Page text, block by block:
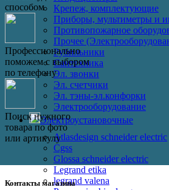
Крепеж, комплектующие
Приборы, мультиметры и
Противопожарное
Прочее
Рубильники
Сантехника
Эл. звонки
Эл. счетчики
Эл. тэны-эл.конфорки
Электрооборудование
Электроустановочные
Atlasdesign schneider electric
Cgss
Glossa schneider electric
Legrand etika
legrand valena
способом
Профессионально
поможем с выбором
по телефону
Поиск нужного
товара по фото
или артикулу
Контакты магазина